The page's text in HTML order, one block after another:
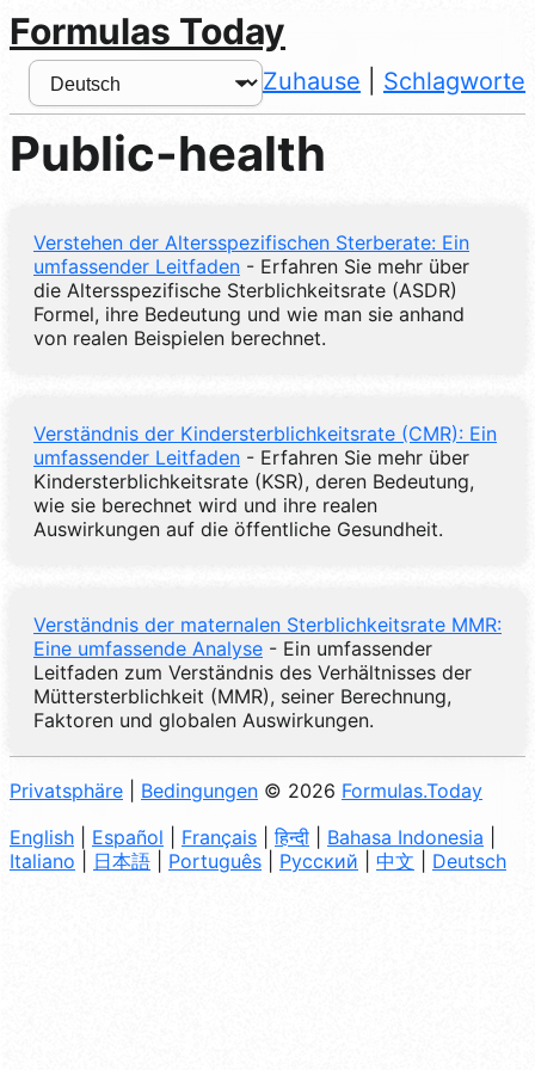
Formulas Today
Zuhause Schlagworte
Public-health
Verstehen der Altersspezifischen Sterberate: Ein
umfassender Leitfaden - Erfahren Sie mehr über
die Altersspezifische Sterblichkeitsrate (ASDR)
Formel, ihre Bedeutung und wie man sie anhand
von realen Beispielen berechnet.
Verständnis der Kindersterblichkeitsrate (CMR): Ein
umfassender Leitfaden - Erfahren Sie mehr über
Kindersterblichkeitsrate (KSR), deren Bedeutung,
wie sie berechnet wird und ihre realen
Auswirkungen auf die öffentliche Gesundheit.
Verständnis der maternalen Sterblichkeitsrate MMR:
Eine umfassende Analyse - Ein umfassender
Leitfaden zum Verständnis des Verhältnisses der
Müttersterblichkeit (MMR), seiner Berechnung,
Faktoren und globalen Auswirkungen.
Privatsphäre Bedingungen © 2026 Formulas.Today
English
Español Français |हिन्दी Bahasa Indonesia
Italiano
日本語 Português Русский 中文 Deutsch